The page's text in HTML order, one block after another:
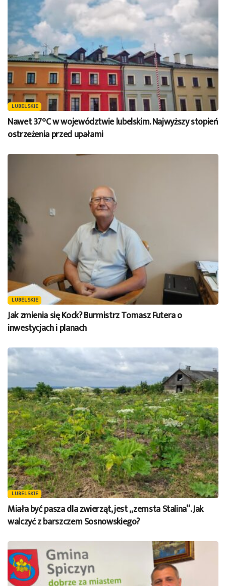
LUBELSKIE
Nawet 37°C w województwie lubelskim. Najwyższy stopień
ostrzeżenia przed upałami
LUBELSKIE
Jak zmienia się Kock? Burmistrz Tomasz Futera o
inwestycjach i planach
LUBELSKIE
Miała być pasza dla zwierząt, jest „zemsta Stalina”. Jak
walczyć z barszczem Sosnowskiego?